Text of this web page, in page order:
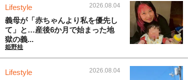
Lifestyle 2026.08.04
義母が「赤ちゃんより私を優先し
て」と…産後6か月で始まった地
獄の義...
姫野桂
Lifestyle 2026.08.04